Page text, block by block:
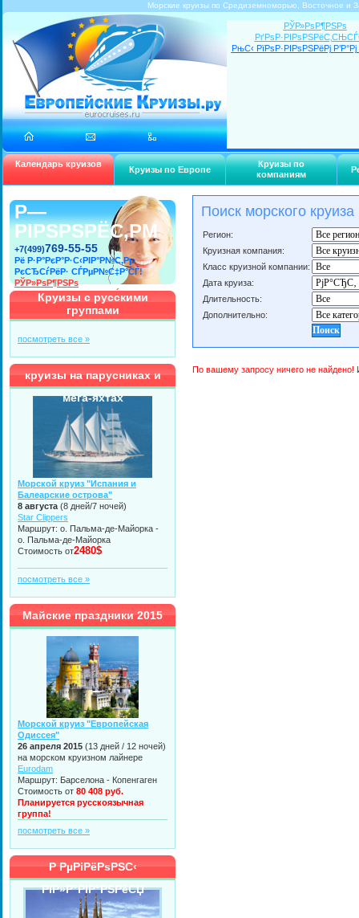
Морские круизы по Средиземноморью, Восточное и
Календарь круизов
Круизы по Европе
Круизы по
компаниям
РЎР»РѕР¶РЅРѕ
РњС‹ РїРѕР·РІРѕРЅРёРј
Поиск морского круиза
Регион:
Круизная компания:
Класс круизной компании:
Дата круиза:
Длительность:
Дополнительно:
По вашему запросу ничего не найдено!
Р—
РІРЅРЅРЁС‚РΜ
+7(499)769-55-55
Рё Р·Р°РєР°Р·С‹РІР°Р№С‚Рµ
РєСЂСѓРёР· СЃРµР№С‡Р°СЃ!
РЎР»РѕР¶РЅРѕ
РґРѕР·РІРѕРЅРёС‚СЊСЃСЏ?
РњС‹ РїРѕР·РІРѕРЅРёРј Р’Р°Рј
Круизы с русскими
группами
посмотреть все »
круизы на парусниках и
мега-яхтах
Морской круиз "Испания и
Балеарские острова"
8 августа (8 дней/7 ночей)
Star Clippers
Маршрут: о. Пальма-де-Майорка -
о. Пальма-де-Майорка
Стоимость от2480$
посмотреть все »
Майские праздники 2015
Морской круиз "Европейская
Одиссея"
26 апреля 2015 (13 дней / 12 ночей)
на морском круизном лайнере
Eurodam
Маршрут: Барселона - Копенгаген
Стоимость от 80 408 руб.
Планируется русскоязычная
группа!
посмотреть все »
Р РµРіРёРѕРЅС‹
РїР»Р°РІР°РЅРёСЏ